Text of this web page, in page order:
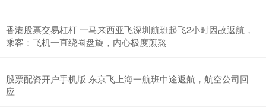
香港股票交易杠杆 一马来西亚飞深圳航班起飞2小时因故返航，
乘客：飞机一直绕圈盘旋，内心极度煎熬
股票配资开户手机版 东京飞上海一航班中途返航，航空公司回
应